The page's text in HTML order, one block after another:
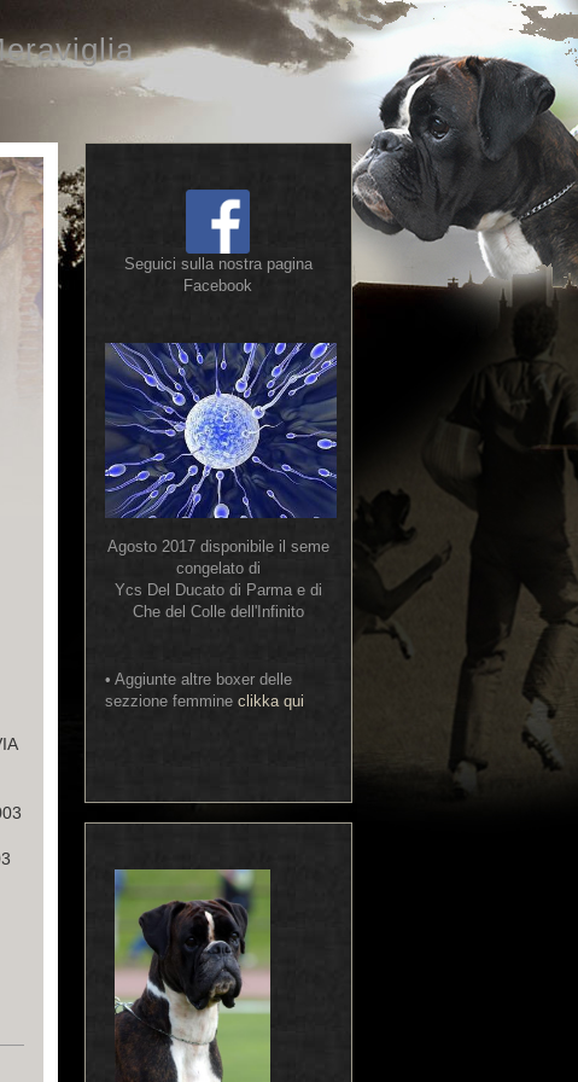
Seguici sulla nostra pagina
Facebook
Agosto 2017 disponibile il seme
congelato di
Ycs Del Ducato di Parma e di
Che del Colle dell'Infinito
• Aggiunte altre boxer delle
sezzione femmine clikka qui